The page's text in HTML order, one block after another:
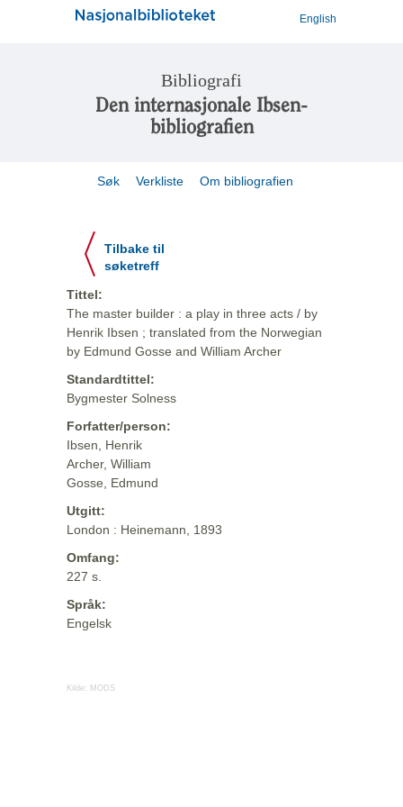
English
Bibliografi
Den internasjonale Ibsen-
bibliografien
Søk Verkliste Om bibliografien
Tilbake til
søketreff
Tittel:
The master builder : a play in three acts / by
Henrik Ibsen ; translated from the Norwegian
by Edmund Gosse and William Archer
Standardtittel:
Bygmester Solness
Forfatter/person:
Ibsen, Henrik
Archer, William
Gosse, Edmund
Utgitt:
London : Heinemann, 1893
Omfang:
227 s.
Språk:
Engelsk
Kilde: MODS